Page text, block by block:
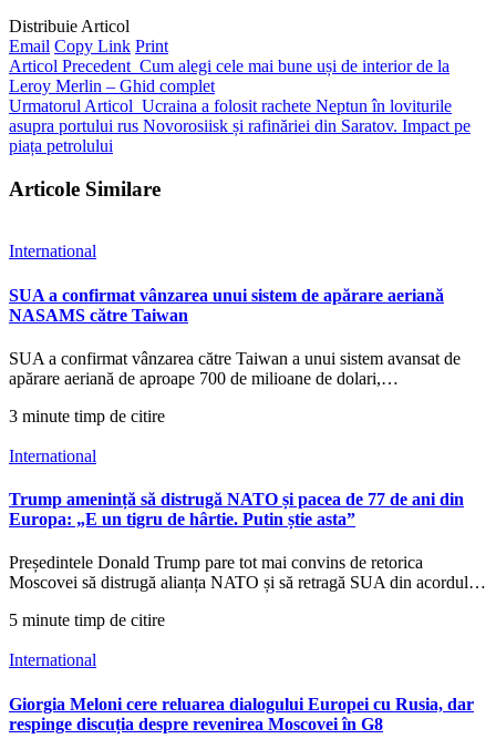
Distribuie Articol
Email Copy Link Print
Articol Precedent Cum alegi cele mai bune uși de interior de la
Leroy Merlin – Ghid complet
Urmatorul Articol Ucraina a folosit rachete Neptun în loviturile
asupra portului rus Novorosiisk și rafinăriei din Saratov. Impact pe
piața petrolului
Articole Similare
International
SUA a confirmat vânzarea unui sistem de apărare aeriană
NASAMS către Taiwan
SUA a confirmat vânzarea către Taiwan a unui sistem avansat de
apărare aeriană de aproape 700 de milioane de dolari,…
3 minute timp de citire
International
Trump amenință să distrugă NATO și pacea de 77 de ani din
Europa: „E un tigru de hârtie. Putin știe asta”
Președintele Donald Trump pare tot mai convins de retorica
Moscovei să distrugă alianța NATO și să retragă SUA din acordul…
5 minute timp de citire
International
Giorgia Meloni cere reluarea dialogului Europei cu Rusia, dar
respinge discuția despre revenirea Moscovei în G8